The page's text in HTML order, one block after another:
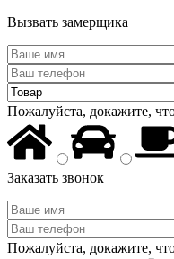
Вызвать замерщика
Пожалуйста, докажите,
Заказать звонок
Пожалуйста, докажите,